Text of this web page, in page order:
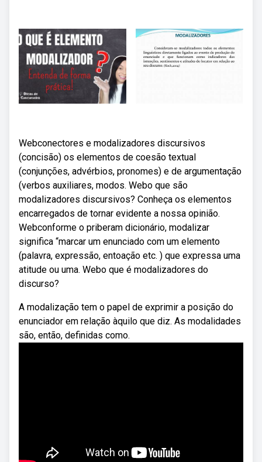
Webconectores e modalizadores discursivos
(concisão) os elementos de coesão textual
(conjunções, advérbios, pronomes) e de argumentação
(verbos auxiliares, modos. Webo que são
modalizadores discursivos? Conheça os elementos
encarregados de tornar evidente a nossa opinião.
Webconforme o priberam dicionário, modalizar
significa “marcar um enunciado com um elemento
(palavra, expressão, entoação etc. ) que expressa uma
atitude ou uma. Webo que é modalizadores do
discurso?
A modalização tem o papel de exprimir a posição do
enunciador em relação àquilo que diz. As modalidades
são, então, definidas como.